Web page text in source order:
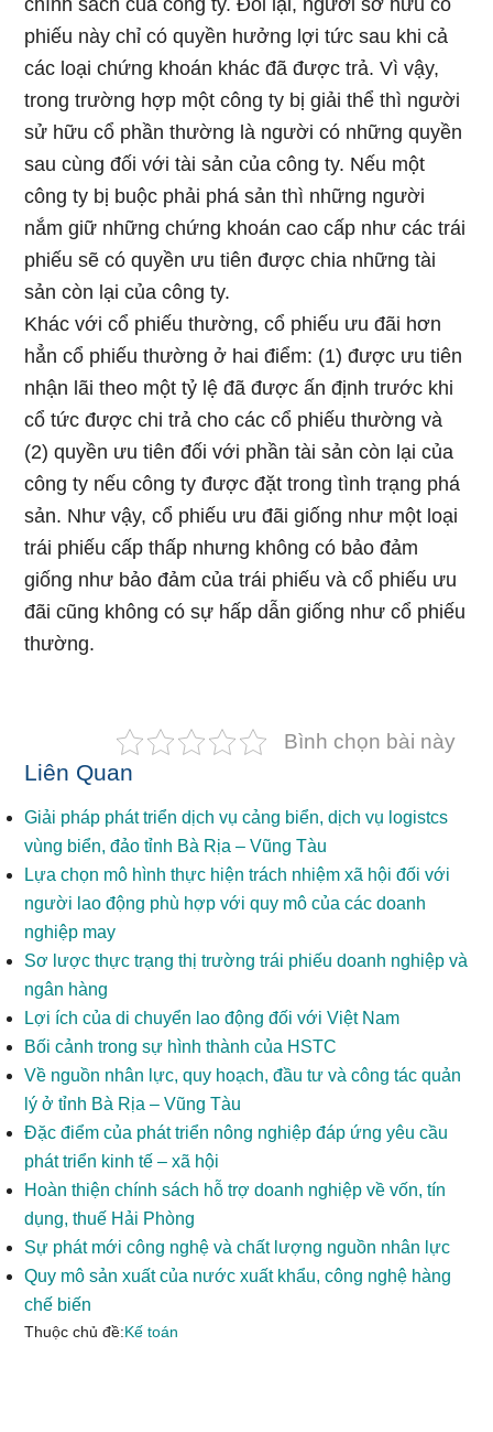
chính sách của công ty. Đổi lại, người sở hữu cổ
phiếu này chỉ có quyền hưởng lợi tức sau khi cả
các loại chứng khoán khác đã được trả. Vì vậy,
trong trường hợp một công ty bị giải thể thì người
sử hữu cổ phần thường là người có những quyền
sau cùng đối với tài sản của công ty. Nếu một
công ty bị buộc phải phá sản thì những người
nắm giữ những chứng khoán cao cấp như các trái
phiếu sẽ có quyền ưu tiên được chia những tài
sản còn lại của công ty.
Khác với cổ phiếu thường, cổ phiếu ưu đãi hơn
hẳn cổ phiếu thường ở hai điểm: (1) được ưu tiên
nhận lãi theo một tỷ lệ đã được ấn định trước khi
cổ tức được chi trả cho các cổ phiếu thường và
(2) quyền ưu tiên đối với phần tài sản còn lại của
công ty nếu công ty được đặt trong tình trạng phá
sản. Như vậy, cổ phiếu ưu đãi giống như một loại
trái phiếu cấp thấp nhưng không có bảo đảm
giống như bảo đảm của trái phiếu và cổ phiếu ưu
đãi cũng không có sự hấp dẫn giống như cổ phiếu
thường.
Bình chọn bài này
Liên Quan
Giải pháp phát triển dịch vụ cảng biển, dịch vụ logistcs
vùng biển, đảo tỉnh Bà Rịa – Vũng Tàu
Lựa chọn mô hình thực hiện trách nhiệm xã hội đối với
người lao động phù hợp với quy mô của các doanh
nghiệp may
Sơ lược thực trạng thị trường trái phiếu doanh nghiệp và
ngân hàng
Lợi ích của di chuyển lao động đối với Việt Nam
Bối cảnh trong sự hình thành của HSTC
Về nguồn nhân lực, quy hoạch, đầu tư và công tác quản
lý ở tỉnh Bà Rịa – Vũng Tàu
Đặc điểm của phát triển nông nghiệp đáp ứng yêu cầu
phát triển kinh tế – xã hội
Hoàn thiện chính sách hỗ trợ doanh nghiệp về vốn, tín
dụng, thuế Hải Phòng
Sự phát mới công nghệ và chất lượng nguồn nhân lực
Quy mô sản xuất của nước xuất khẩu, công nghệ hàng
chế biến
Thuộc chủ đề:Kế toán